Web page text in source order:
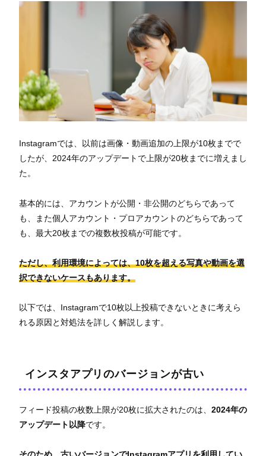
Instagramでは、以前は画像・動画追加の上限が10枚までで
したが、2024年のアップデートで上限が20枚までに増えまし
た。
基本的には、アカウントが公開・非公開のどちらであって
も、また個人アカウント・プロアカウントのどちらであって
も、最大20枚までの複数枚投稿が可能です。
ただし、利用環境によっては、10枚を超える写真や動画を選
択できないケースもあります。
以下では、Instagramで10枚以上投稿できないときに考えら
れる原因と対処法を詳しく解説します。
インスタアプリのバージョンが古い
フィード投稿の枚数上限が20枚に拡大されたのは、 2024年の
アップデート以降です。